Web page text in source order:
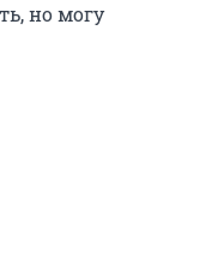
но могу